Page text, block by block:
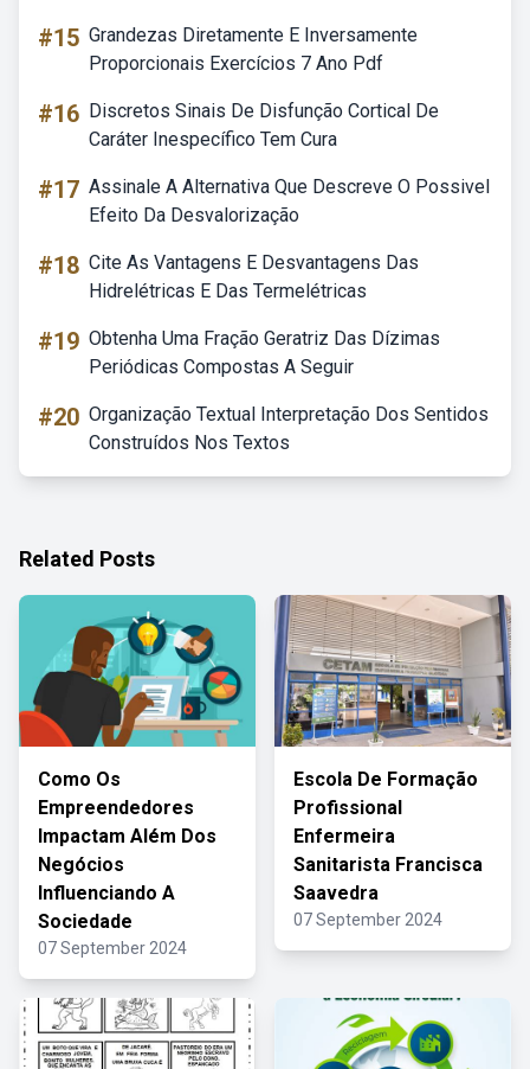
#15 Grandezas Diretamente E Inversamente
Proporcionais Exercícios 7 Ano Pdf
#16 Discretos Sinais De Disfunção Cortical De
Caráter Inespecífico Tem Cura
#17 Assinale A Alternativa Que Descreve O Possivel
Efeito Da Desvalorização
#18 Cite As Vantagens E Desvantagens Das
Hidrelétricas E Das Termelétricas
#19 Obtenha Uma Fração Geratriz Das Dízimas
Periódicas Compostas A Seguir
#20 Organização Textual Interpretação Dos Sentidos
Construídos Nos Textos
Related Posts
Como Os
Empreendedores
Impactam Além Dos
Negócios
Influenciando A
Sociedade
07 September 2024
Escola De Formação
Profissional
Enfermeira
Sanitarista Francisca
Saavedra
07 September 2024